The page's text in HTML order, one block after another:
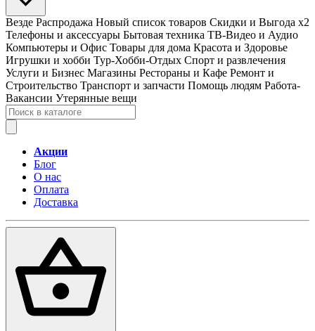
Везде Распродажа Новый список товаров Скидки и Выгода x2
Телефоны и аксессуары Бытовая техника ТВ-Видео и Аудио
Компьютеры и Офис Товары для дома Красота и Здоровье
Игрушки и хобби Тур-Хобби-Отдых Спорт и развлечения
Услуги и Бизнес Магазины Рестораны и Кафе Ремонт и
Строительство Транспорт и запчасти Помощь людям Работа-
Вакансии Утерянные вещи
Акции
Блог
О нас
Оплата
Доставка